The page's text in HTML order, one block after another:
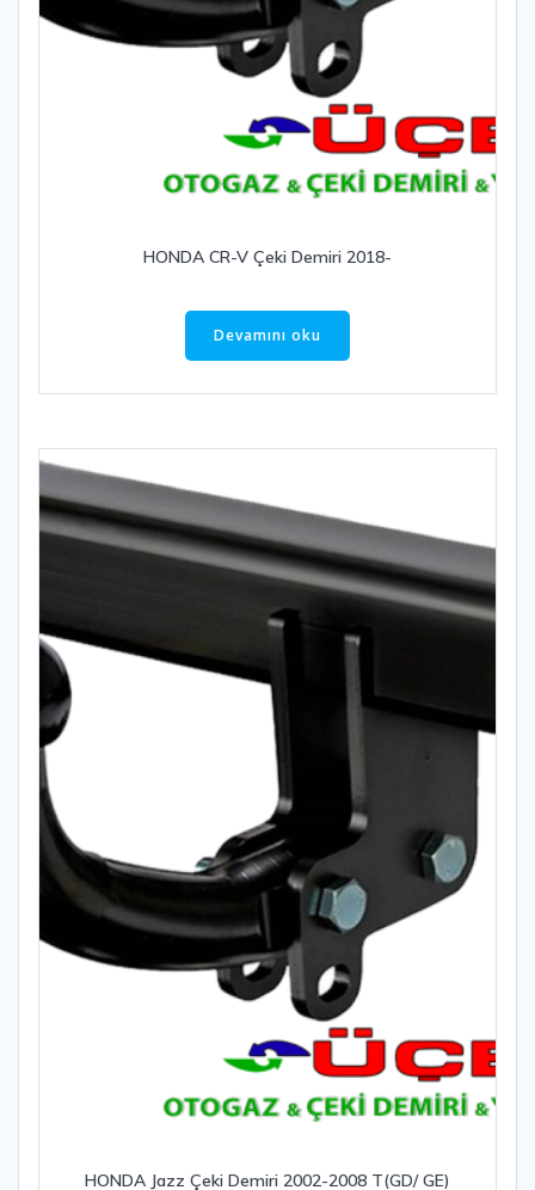
HONDA CR-V Çeki Demiri 2018-
Devamını oku
HONDA Jazz Çeki Demiri 2002-2008 T(GD/ GE)